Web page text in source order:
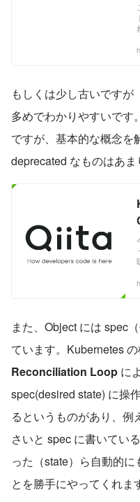
もしくは少し古いです
多めでわかりやすいです
ですが、基本的な概念を
deprecated なものはあま
また、Object には spec
Reconciliation Loop に
spec(desired state) に操
るというものがあり、
さいと spec に書いてい
った（state）ら自動的
とを勝手にやってくれ